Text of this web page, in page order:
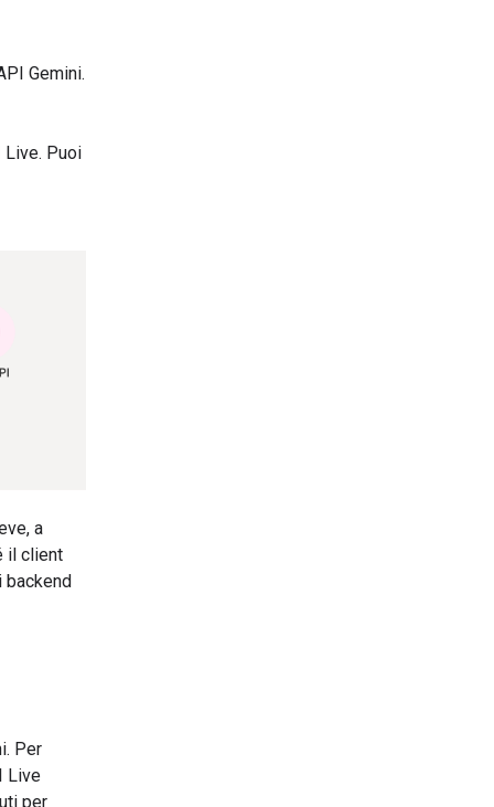
Gemini.
Live. Puoi
a
il client
backend
Per
Live
per